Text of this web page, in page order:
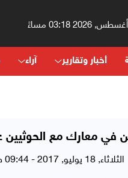
أخبار وتقارير آراء
الثلاثاء, 18 يوليو, 2017 - 09:44 صباحاً